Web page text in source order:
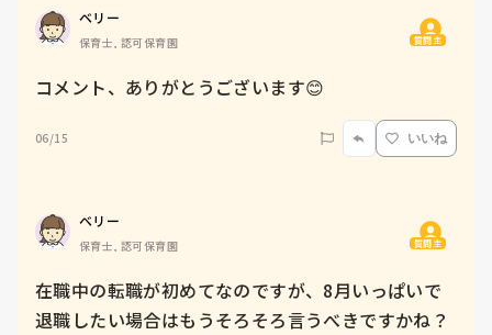
ベリー
保育士, 認可保育園 質問主
コメント、ありがとうございます😊
06/15 いいね
ベリー
保育士, 認可保育園 質問主
在職中の転職が初めてなのですが、8月いっぱいで
退職したい場合はもうそろそろ言うべきですかね？